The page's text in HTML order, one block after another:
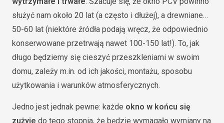
służyć nam około 20 lat (a często i dłużej), a drewniane…
50-60 lat (niektóre źródła podają wręcz, że odpowiednio
konserwowane przetrwają nawet 100-150 lat!). To, jak
długo będziemy się cieszyć przeszkleniami w swoim
domu, zależy m.in. od ich jakości, montażu, sposobu
użytkowania i warunków atmosferycznych.
Jedno jest jednak pewne: każde okno w końcu się
zużyje do tego stopnia, że będzie wymagało wymiany na